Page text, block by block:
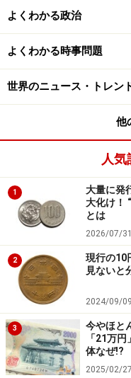
と思われます。
私たちが探せるのは
釣りや両替で出てく
くとも額面よりプレ
だし、折り目がつい
ってしまうため、見
AA-AA券に限らず、
目”などの珍番はごく
ります。両替やお釣
みてください。
＜参考＞
第128回入札誌「銀
札 2桁 AA003000AA |
※記事内容は執筆時点の
い。
よくわかる政治
よくわかる時事問題
世界のニュース・トレン
他
人気
1
大量に発
大化け！
とは
2026/07/31
2
現行の10
見ないと
2024/09/09
3
今やほと
「21万
体なぜ!?
2025/02/27